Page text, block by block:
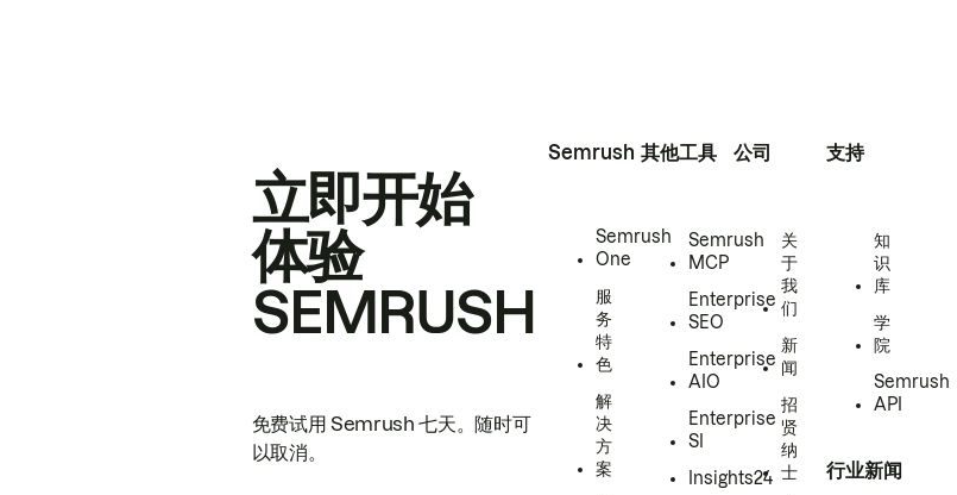
立即开始
体验
SEMRUSH
免费试用 Semrush 七天。随时可
以取消。
Semrush
Semrush
One
服
务
特
色
解
决
方
案
其他工具
Semrush
MCP
Enterprise
SEO
Enterprise
AIO
Enterprise
SI
Insights24
公司
关
于
我
们
新
闻
招
贤
纳
士
支持
知
识
库
学
院
Semrush
API
行业新闻